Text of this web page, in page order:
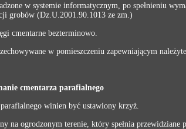
w systemie informatycznym, po spełnieniu
grobów (Dz.U.2001.90.1013 ze zm.)
cmentarne bezterminowo.
w pomieszczeniu zapewniającym
cmentarza parafialnego
winien być ustawiony krzyż.
na ogrodzonym terenie, który spełnia przewidziane